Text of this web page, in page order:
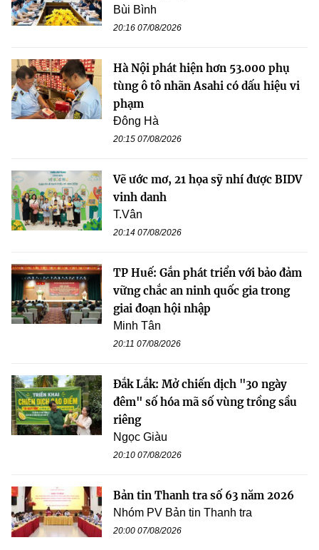
Bùi Bình
20:16 07/08/2026
Hà Nội phát hiện hơn 53.000 phụ
tùng ô tô nhãn Asahi có dấu hiệu vi
phạm
Đông Hà
20:15 07/08/2026
Vẽ ước mơ, 21 họa sỹ nhí được BIDV
vinh danh
T.Vân
20:14 07/08/2026
TP Huế: Gắn phát triển với bảo đảm
vững chắc an ninh quốc gia trong
giai đoạn hội nhập
Minh Tân
20:11 07/08/2026
Đắk Lắk: Mở chiến dịch "30 ngày
đêm" số hóa mã số vùng trồng sầu
riêng
Ngọc Giàu
20:10 07/08/2026
Bản tin Thanh tra số 63 năm 2026
Nhóm PV Bản tin Thanh tra
20:00 07/08/2026